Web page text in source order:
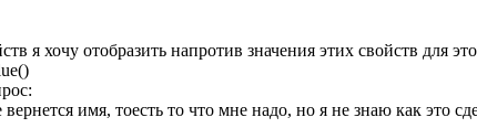
я хочу отобразить напротив значения этих свойств для